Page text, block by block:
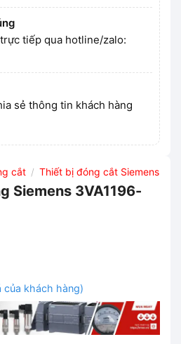
tiếp qua hotline/zalo:
sẻ thông tin khách hàng
cắt / Thiết bị đóng cắt Siemens
Siemens 3VA1196-
của khách hàng)